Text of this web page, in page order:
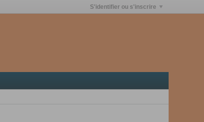
S'identifier ou s'inscrire